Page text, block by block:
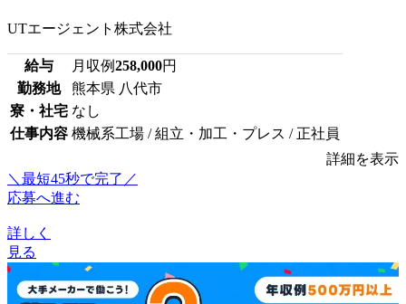
UTエージェント株式会社
給与 月収例258,000円
勤務地
熊本県 八代市
寮・社宅 なし
仕事内容 機械系工場 / 組立・加工・プレス / 正社員
詳細を表示
＼最短45秒で完了／
応募へ進む
詳しく
見る